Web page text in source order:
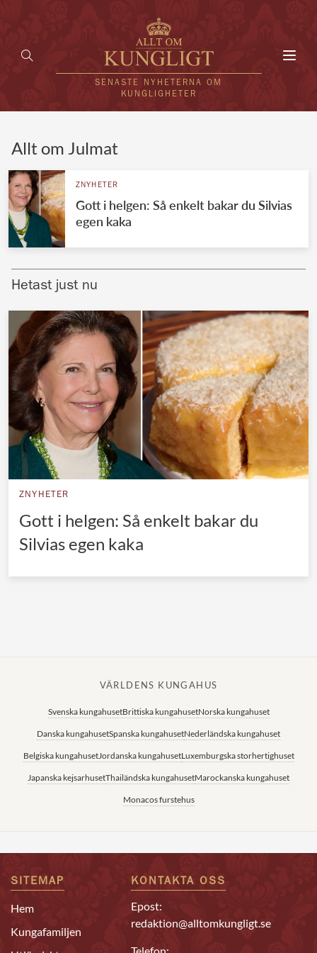
SENASTE NYHETERNA OM
KUNGLIGHETER
UTLÄNDSKT
VÄRLDENS KUNGAHUS
Brittiska kungahuset
Norska kungahuset
Danska kungahuset
Spanska kungahuset
Nederländska kungahuset
Belgiska kungahuset
Jordanska kungahuset
Japanska kejsarhuset
Thailändska kungahuset
Allt om Julmat
ZNYHETER
Gott i helgen: Så enkelt bakar du Silvias
egen kaka
Hetast just nu
ZNYHETER
Gott i helgen: Så enkelt bakar du
Silvias egen kaka
VÄRLDENS KUNGAHUS
Svenska kungahusetBrittiska kungahusetNorska kungahuset
Danska kungahusetSpanska kungahusetNederländska kungahuset
Belgiska kungahusetJordanska kungahusetLuxemburgska storhertighuset
Japanska kejsarhusetThailändska kungahusetMarockanska kungahuset
Monacos furstehus
SITEMAP
Hem
Kungafamiljen
KONTAKTA OSS
Epost:
redaktion@alltomkungligt.se